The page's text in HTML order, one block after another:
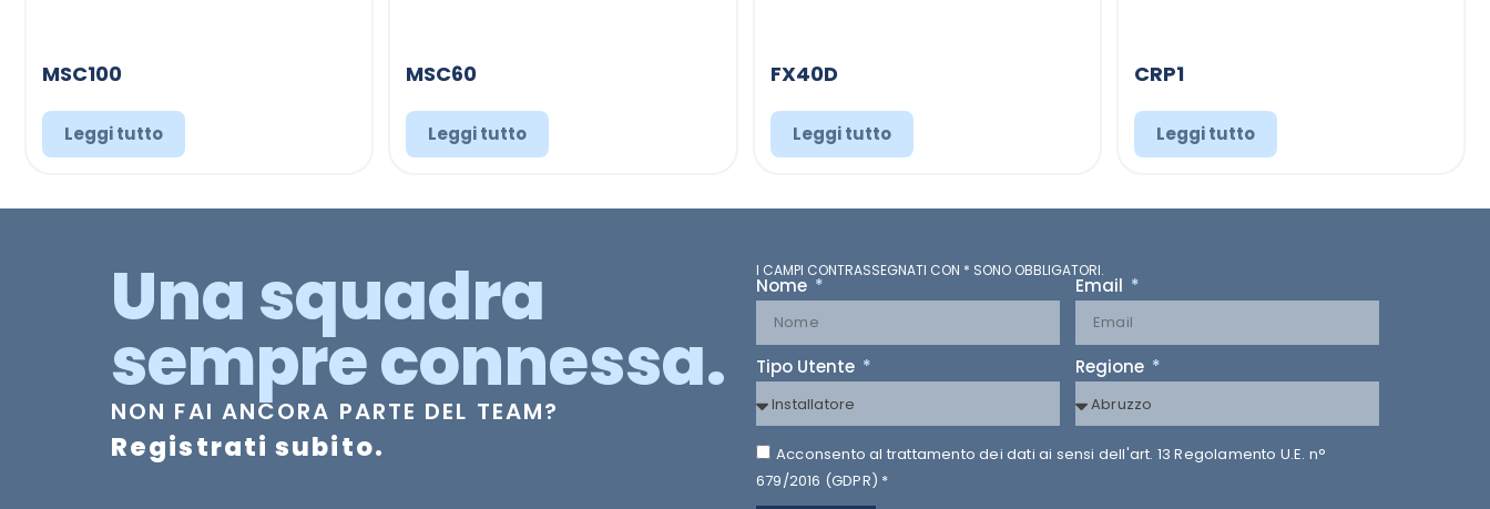
MSC100
Leggi tutto
MSC60
Leggi tutto
FX40D
Leggi tutto
CRP1
Leggi tutto
Una squadra
sempre connessa.
NON FAI ANCORA PARTE DEL TEAM?
Registrati subito.
I CAMPI CONTRASSEGNATI CON * SONO OBBLIGATORI.
Nome Email
Tipo Utente Regione
Acconsento al trattamento dei dati ai sensi dell'art. 13 Regolamento U.E. n°
679/2016 (GDPR) *